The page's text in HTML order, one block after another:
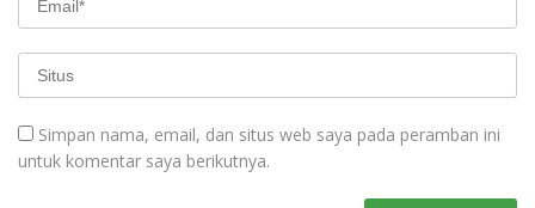
Simpan nama, email, dan situs web saya pada peramban ini
untuk komentar saya berikutnya.